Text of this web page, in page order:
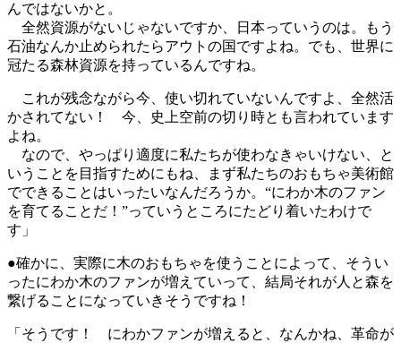
んではないかと。
全然資源がないじゃないですか、日本っていうのは。もう
石油なんか止められたらアウトの国ですよね。でも、世界に
冠たる森林資源を持っているんですね。
これが残念ながら今、使い切れていないんですよ、全然活
かされてない！ 今、史上空前の切り時とも言われています
よね。
なので、やっぱり適度に私たちが使わなきゃいけない、と
いうことを目指すためにもね、まず私たちのおもちゃ美術館
でできることはいったいなんだろうか。“にわか木のファン
を育てることだ！”っていうところにたどり着いたわけで
す」
●確かに、実際に木のおもちゃを使うことによって、そうい
ったにわか木のファンが増えていって、結局それが人と森を
繋げることになっていきそうですね！
「そうです！ にわかファンが増えると、なんかね、革命が